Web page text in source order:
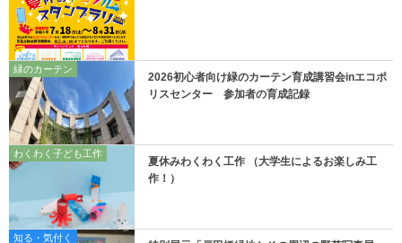
緑のカーテン
2026初心者向け緑のカーテン育成講習会inエコポ
リスセンター 参加者の育成記録
わくわく子ども工作
夏休みわくわく工作 （大学生によるお楽しみ工
作！）
知る・気付く